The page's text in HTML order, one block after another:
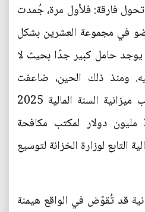
2022 نقطة تحول فارقة: فلأول مرة، جُمدت
في مجموعة العشرين بشكل
يوجد حامل كبير جدًا بحيث لا
ومنذ ذلك الحين، ضاعفت
واشنطن جهودها: إذ تطلب ميزانية السنة المالية 2025
مبلغًا قياسيًا قدره 231 مليون دولار لمكتب مكافحة
التابع لوزارة الخزانة لتوسيع
قد تُقوّض في الواقع هيمنة